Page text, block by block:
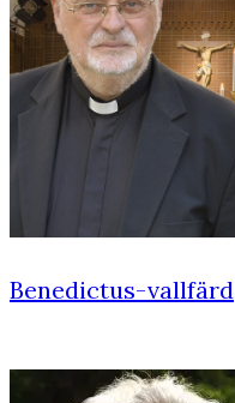
Benedictus-vallfärd